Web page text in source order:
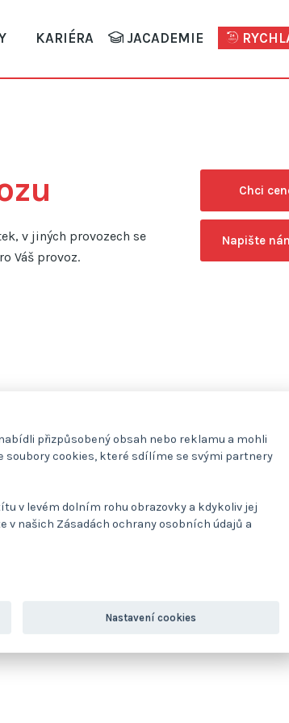
KARIÉRA JACADEMIE
v jiných provozech se
Váš provoz.
Chci
Napište
přizpůsobený obsah nebo reklamu a mohli
soubory cookies, které sdílíme se svými partnery
v levém dolním rohu obrazovky a kdykoliv jej
v našich Zásadách ochrany osobních údajů a
Nastavení cookies